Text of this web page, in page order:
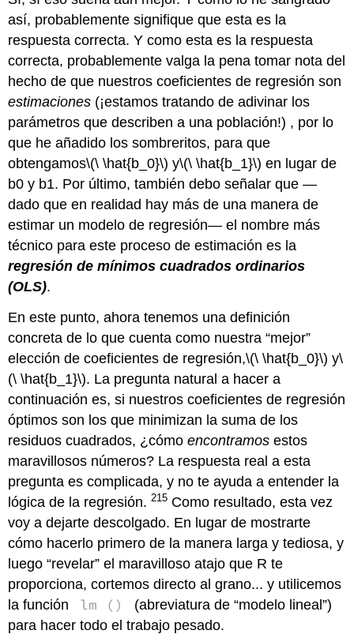
así, probablemente signifique que esta es la
respuesta correcta. Y como esta es la respuesta
correcta, probablemente valga la pena tomar nota del
hecho de que nuestros coeficientes de regresión son
estimaciones (¡estamos tratando de adivinar los
parámetros que describen a una población!) , por lo
que he añadido los sombreritos, para que
obtengamos\(\ \hat{b_0}\) y\(\ \hat{b_1}\) en lugar de
b0 y b1. Por último, también debo señalar que —
dado que en realidad hay más de una manera de
estimar un modelo de regresión— el nombre más
técnico para este proceso de estimación es la
regresión de mínimos cuadrados ordinarios
(OLS).
En este punto, ahora tenemos una definición
concreta de lo que cuenta como nuestra “mejor”
elección de coeficientes de regresión,\(\ \hat{b_0}\) y\
(\ \hat{b_1}\). La pregunta natural a hacer a
continuación es, si nuestros coeficientes de regresión
óptimos son los que minimizan la suma de los
residuos cuadrados, ¿cómoencontramos estos
maravillosos números? La respuesta real a esta
pregunta es complicada, y no te ayuda a entender la
lógica de la regresión.215 Como resultado, esta vez
voy a dejarte descolgado. En lugar de mostrarte
cómo hacerlo primero de la manera larga y tediosa, y
luego “revelar” el maravilloso atajo que R te
proporciona, cortemos directo al grano... y utilicemos
la función
lm ()
(abreviatura de “modelo lineal”)
para hacer todo el trabajo pesado.